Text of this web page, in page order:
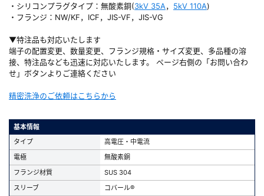
・シリコンプラグタイプ：無酸素銅(3kV 35A， 5kV 110A)
・フランジ：NW/KF，ICF，JIS-VF，JIS-VG
▼特注品も対応いたします
端子の配置変更、数量変更、フランジ規格・サイズ変更、多品種の溶
接、特注品なども迅速に対応いたします。 ページ右側の「お問い合わ
せ」ボタンよりご連絡ください
精密洗浄のご依頼はこちらから
基本情報
タイプ
高電圧・中電流
電極
無酸素銅
フランジ材質
SUS 304
スリーブ
コバール®